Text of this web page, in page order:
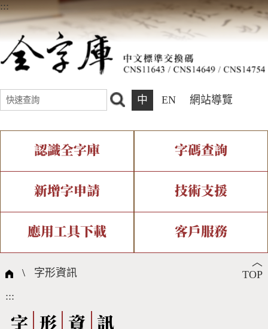
:::
中 EN 網站導覽
認識全字庫
全字庫介紹 全字庫現況
中文碼介紹 專有名詞介紹
國際字碼相關組織
字碼查詢
IDS查詢 部件查詢
複合查詢 注音查詢
筆畫查詢
筆順序查詢
新增字申請
新字申請處理流程
技術支援
字形即時顯示 造字解決方案
全字庫授權 轉碼Web Service
應用工具下載
個人電腦造字處理工具
字形下載
客戶服務
問題集
熱門查詢統計
︿
TOP
\ 字形資訊
:::
字 形 資
訊